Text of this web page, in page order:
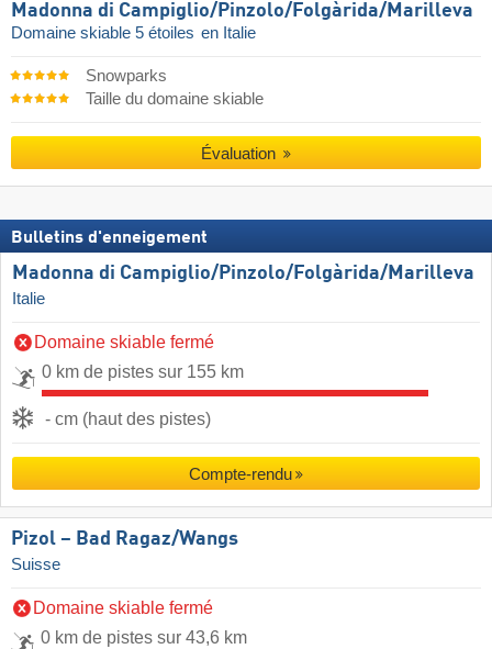
Madonna di Campiglio/​Pinzolo/​Folgàrida/​Marilleva
Domaine skiable 5 étoiles en Italie
Snowparks
Taille du domaine skiable
Évaluation
Bulletins d'enneigement
Madonna di Campiglio/​Pinzolo/​Folgàrida/​Marilleva
Italie
Domaine skiable fermé
0 km de pistes sur 155 km
- cm (haut des pistes)
Compte-rendu
Pizol – Bad Ragaz/​Wangs
Suisse
Domaine skiable fermé
0 km de pistes sur 43,6 km